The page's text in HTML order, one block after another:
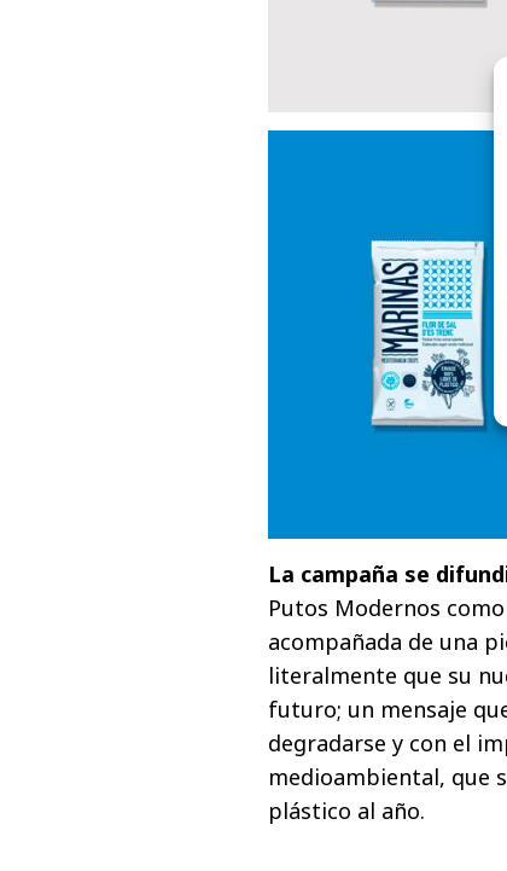
La campaña se
Putos Modernos
acompañada de una
literalmente que su
futuro; un mensaje
degradarse y con el
medioambiental, que
plástico al año.